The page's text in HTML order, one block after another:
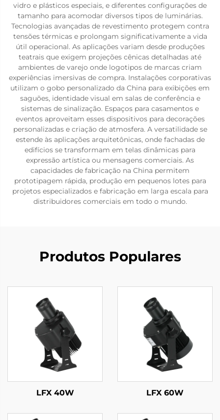
vidro e plásticos especiais, e diferentes configurações de
tamanho para acomodar diversos tipos de luminárias.
Tecnologias avançadas de revestimento protegem contra
tensões térmicas e prolongam significativamente a vida
útil operacional. As aplicações variam desde produções
teatrais que exigem projeções cênicas detalhadas até
ambientes de varejo onde logotipos de marcas criam
experiências imersivas de compra. Instalações corporativas
utilizam o gobo personalizado da China para exibições em
saguões, identidade visual em salas de conferência e
sistemas de sinalização. Espaços para casamentos e
eventos aproveitam esses dispositivos para decorações
personalizadas e criação de atmosfera. A versatilidade se
estende às aplicações arquitetônicas, onde fachadas de
edifícios se transformam em telas dinâmicas para
expressão artística ou mensagens comerciais. As
capacidades de fabricação na China permitem
prototipagem rápida, produção em pequenos lotes para
projetos especializados e fabricação em larga escala para
distribuidores comerciais em todo o mundo.
Produtos Populares
LFX 40W LFX 60W